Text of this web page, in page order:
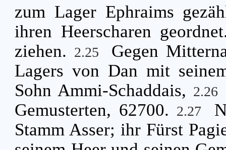
zum Lager Ephraims
ihren Heerscharen
ziehen. 2.25
Gegen
Lagers von Dan mit
Sohn Ammi-Schaddais, 2.26
Gemusterten, 62700. 2.27
Stamm Asser; ihr Fürst